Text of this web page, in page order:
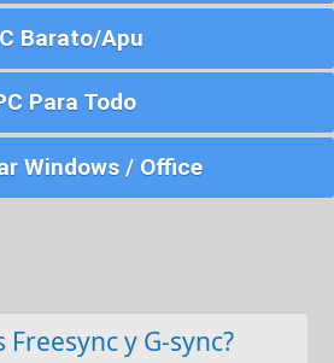
Barato/Apu
Para Todo
Windows / Office
y G-sync?